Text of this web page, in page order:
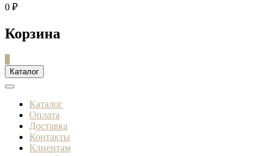
0 ₽
Корзина
Каталог
Каталог
Оплата
Доставка
Контакты
Клиентам